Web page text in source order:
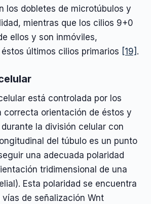
los dobletes de microtúbulos y
mientras que los cilios 9+0
ellos y son inmóviles,
últimos cilios primarios [19] .
está controlada por los
correcta orientación de éstos y
la división celular con
del túbulo es un punto
una adecuada polaridad
tridimensional de una
Esta polaridad se encuentra
de señalización Wnt